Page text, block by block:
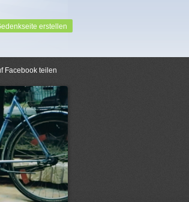
erstellen
Facebook teilen